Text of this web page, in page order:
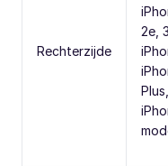
Rechterzijde
2e,